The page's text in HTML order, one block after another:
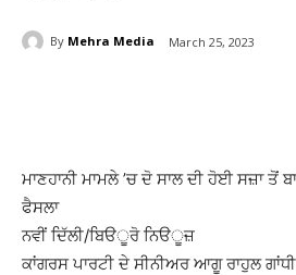
By Mehra Media March 25, 2023
ਮਾਣਹਾਨੀ ਮਾਮਲੇ ’ਚ ਦੋ ਸਾਲ ਦੀ ਹੋਈ ਸਜ਼ਾ ਤੋਂ
ਫੈਸਲਾ
ਨਵੀਂ ਦਿੱਲੀ/ਬਿੳੂਰੋ ਨਿੳੂਜ਼
ਕਾਂਗਰਸ ਪਾਰਟੀ ਦੇ ਸੀਨੀਅਰ ਆਗੂ ਰਾਹੁਲ